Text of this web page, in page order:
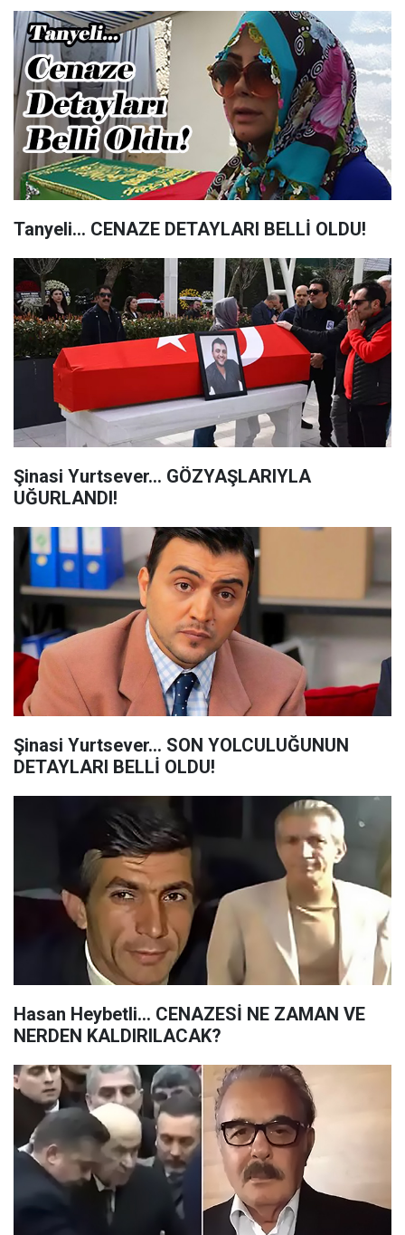
Tanyeli... CENAZE DETAYLARI BELLİ OLDU!
Şinasi Yurtsever... GÖZYAŞLARIYLA
UĞURLANDI!
Şinasi Yurtsever... SON YOLCULUĞUNUN
DETAYLARI BELLİ OLDU!
Hasan Heybetli... CENAZESİ NE ZAMAN VE
NERDEN KALDIRILACAK?